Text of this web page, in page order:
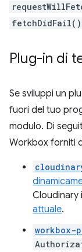
fetchDidFail()
Plug-in di
Se sviluppi un
fuori del tuo
modulo. Di
Workbox forniti
Cloudinary
attuale.